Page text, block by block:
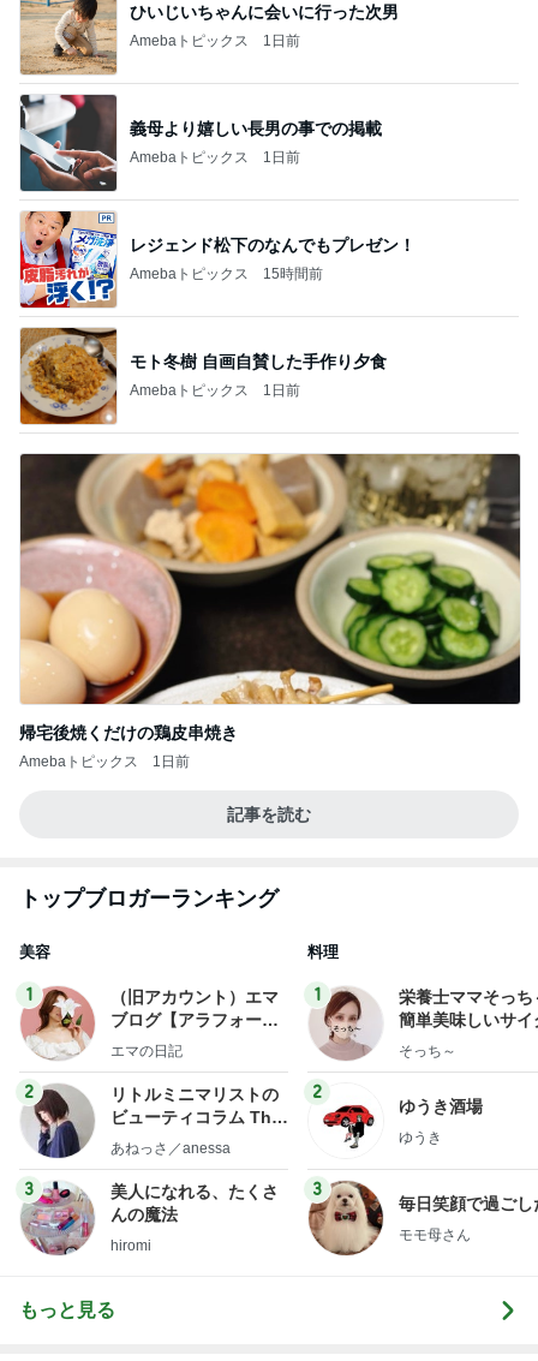
ひいじいちゃんに会いに行った次男
Amebaトピックス 1日前
義母より嬉しい長男の事での掲載
Amebaトピックス 1日前
レジェンド松下のなんでもプレゼン！
Amebaトピックス 15時間前
モト冬樹 自画自賛した手作り夕食
Amebaトピックス 1日前
帰宅後焼くだけの鶏皮串焼き
Amebaトピックス 1日前
記事を読む
トップブロガーランキング
美容
1
（旧アカウント）エマ
ブログ【アラフォー会
社売却セカンドライ
エマの日記
2
リトルミニマリストの
ビューティコラム The
little minimalist's bea
あねっさ／anessa
3
美人になれる、たくさ
んの魔法
hiromi
料理
1
栄養士ママそっち
簡単美味しいサイ
献立
そっち～
2
ゆうき酒場
ゆうき
3
毎日笑顔で過ごし
モモ母さん
もっと見る